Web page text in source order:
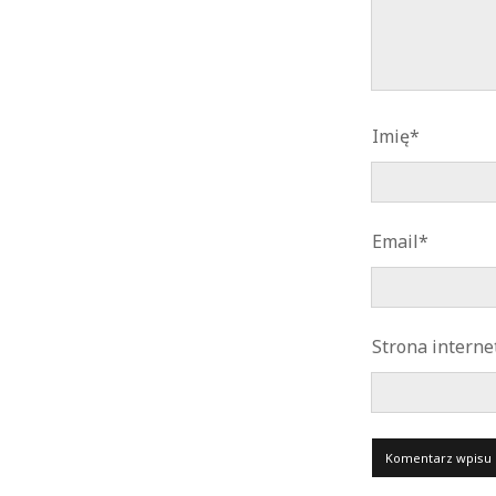
Imię*
Email*
Strona